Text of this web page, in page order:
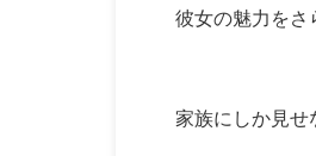
彼女の魅力をさ
家族にしか見せ